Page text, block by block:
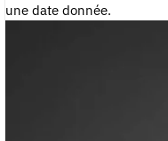
une date donnée.